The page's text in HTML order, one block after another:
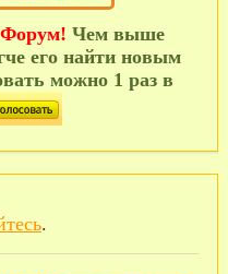
Форум! Чем выше
его найти новым
можно 1 раз в
.